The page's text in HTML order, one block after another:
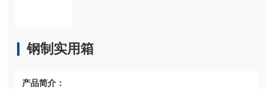
钢制实用箱
产品简介：